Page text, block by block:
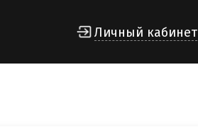
Личный кабинет